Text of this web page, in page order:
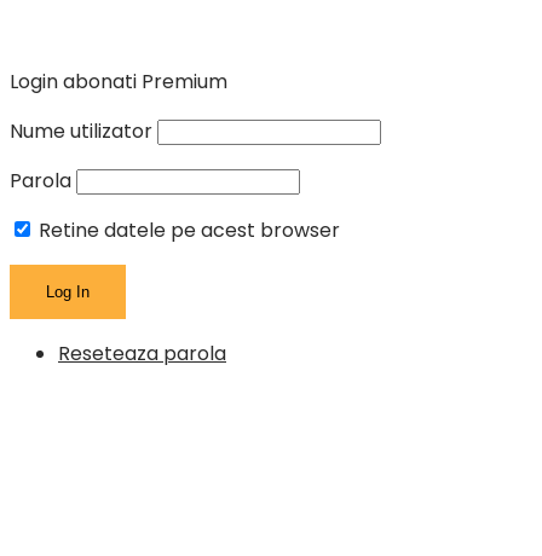
Login abonati Premium
Nume utilizator
Parola
Retine datele pe acest browser
Reseteaza parola